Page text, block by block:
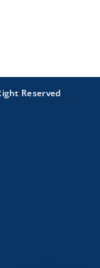
Reserved